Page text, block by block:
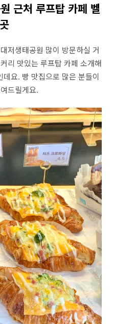
근처 루프탑 카페 벨
저생태공원 많이 방문하실 거
리 맛있는 루프탑 카페 소개해
요. 빵 맛집으로 많은 분들이
드릴게요.